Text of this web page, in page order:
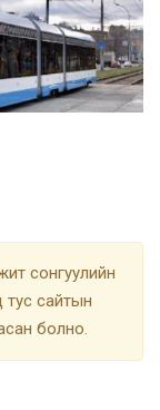
сонгуулийн
тус сайтын
болно.